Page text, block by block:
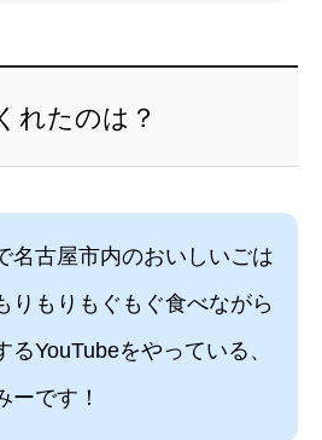
れたのは？
名古屋市内のおいしいごは
りもりもぐもぐ食べながら
るYouTubeをやっている、
ーです！